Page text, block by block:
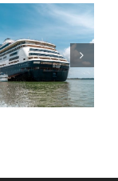
portuários
em